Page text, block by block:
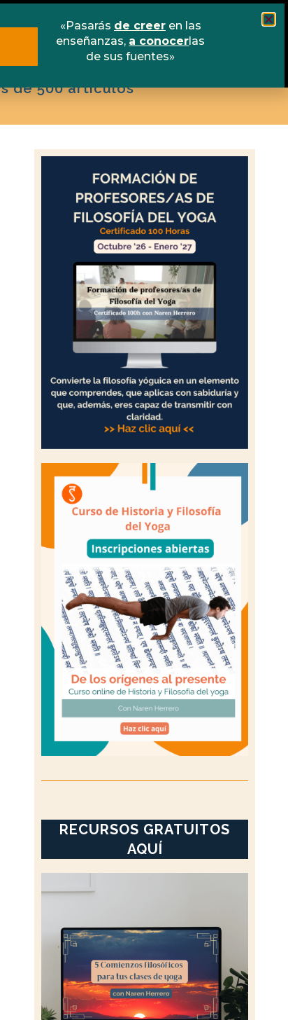
Libros Contacto
de 500 artículos
RECURSOS GRATUITOS
AQUÍ
«Pasarás de creeren las
enseñanzas, a conocerlas
de sus fuentes»